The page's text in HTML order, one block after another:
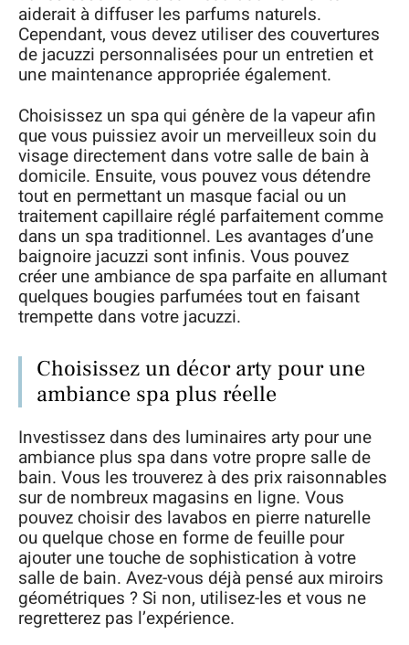
aiderait à diffuser les parfums naturels.
Cependant, vous devez utiliser des couvertures
de jacuzzi personnalisées pour un entretien et
une maintenance appropriée également.
Choisissez un spa qui génère de la vapeur afin
que vous puissiez avoir un merveilleux soin du
visage directement dans votre salle de bain à
domicile. Ensuite, vous pouvez vous détendre
tout en permettant un masque facial ou un
traitement capillaire réglé parfaitement comme
dans un spa traditionnel. Les avantages d’une
baignoire jacuzzi sont infinis. Vous pouvez
créer une ambiance de spa parfaite en allumant
quelques bougies parfumées tout en faisant
trempette dans votre jacuzzi.
Choisissez un décor arty pour une
ambiance spa plus réelle
Investissez dans des luminaires arty pour une
ambiance plus spa dans votre propre salle de
bain. Vous les trouverez à des prix raisonnables
sur de nombreux magasins en ligne. Vous
pouvez choisir des lavabos en pierre naturelle
ou quelque chose en forme de feuille pour
ajouter une touche de sophistication à votre
salle de bain. Avez-vous déjà pensé aux miroirs
géométriques ? Si non, utilisez-les et vous ne
regretterez pas l’expérience.